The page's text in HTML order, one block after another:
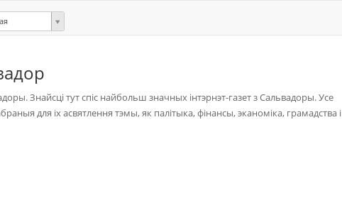
Знайсці тут спіс найбольш значных інтэрнэт-газет з Сальвадоры. Усе
для іх асвятлення тэмы, як палітыка, фінансы, эканоміка, грамадства і